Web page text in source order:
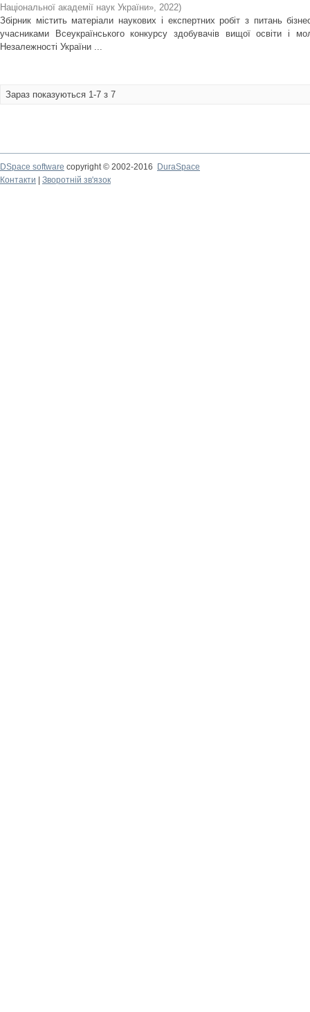
Національної академії наук України», 2022)
Збірник містить матеріали наукових і експертних робіт з питань
учасниками Всеукраїнського конкурсу здобувачів вищої освіти і
Незалежності України ...
Зараз показуються 1-7 з 7
DSpace software copyright © 2002-2016
DuraSpace
Контакти
Зворотній зв'язок